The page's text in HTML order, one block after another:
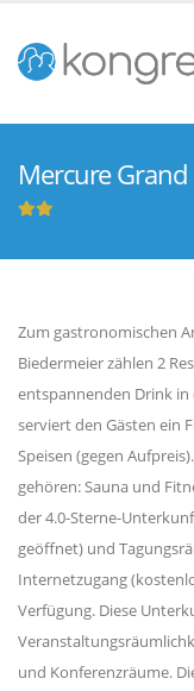
Mercure
Zum gastronomischen
Biedermeier zählen 2
entspannenden Drink in
serviert den Gästen ein
Speisen (gegen
gehören: Sauna und
der 4.0-Sterne-
geöffnet) und
Internetzugang
Verfügung. Diese
und Konferenzräume.